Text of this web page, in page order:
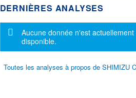
DERNIÈRES ANALYSES
Message d'information
Aucune donnée n'est actuellement
disponible.
Toutes les analyses à propos de SHIMIZU